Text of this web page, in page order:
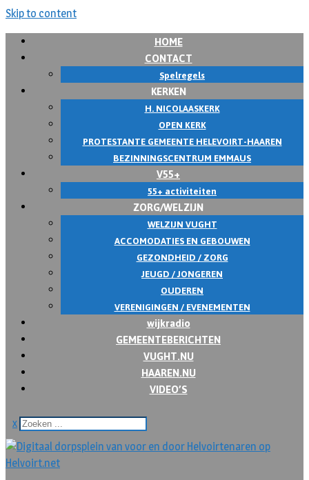
Skip to content
HOME
CONTACT
Spelregels
KERKEN
H. NICOLAASKERK
OPEN KERK
PROTESTANTE GEMEENTE HELEVOIRT-HAAREN
BEZINNINGSCENTRUM EMMAUS
V55+
55+ activiteiten
ZORG/WELZIJN
WELZIJN VUGHT
ACCOMODATIES EN GEBOUWEN
GEZONDHEID / ZORG
JEUGD / JONGEREN
OUDEREN
VERENIGINGEN / EVENEMENTEN
wijkradio
GEMEENTEBERICHTEN
VUGHT.NU
HAAREN.NU
VIDEO’S
x